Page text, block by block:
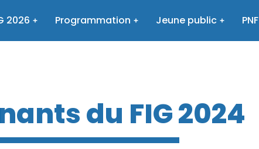
2026 Programmation Jeune public PNF
du FIG 2024